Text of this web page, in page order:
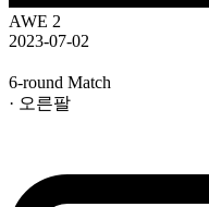
AWE 2
2023-07-02
6-round Match
· 오른팔